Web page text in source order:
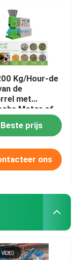
Kg/Hour-de
de
met
Motor of
Beste prijs
ons